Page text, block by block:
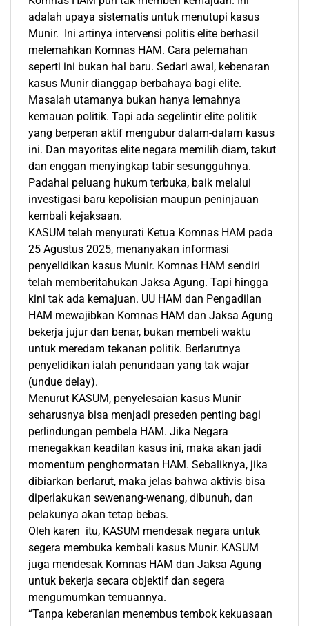
adalah upaya sistematis untuk menutupi kasus
Munir. Ini artinya intervensi politis elite berhasil
melemahkan Komnas HAM. Cara pelemahan
seperti ini bukan hal baru. Sedari awal, kebenaran
kasus Munir dianggap berbahaya bagi elite.
Masalah utamanya bukan hanya lemahnya
kemauan politik. Tapi ada segelintir elite politik
yang berperan aktif mengubur dalam-dalam kasus
ini. Dan mayoritas elite negara memilih diam, takut
dan enggan menyingkap tabir sesungguhnya.
Padahal peluang hukum terbuka, baik melalui
investigasi baru kepolisian maupun peninjauan
kembali kejaksaan.
KASUM telah menyurati Ketua Komnas HAM pada
25 Agustus 2025, menanyakan informasi
penyelidikan kasus Munir. Komnas HAM sendiri
telah memberitahukan Jaksa Agung. Tapi hingga
kini tak ada kemajuan. UU HAM dan Pengadilan
HAM mewajibkan Komnas HAM dan Jaksa Agung
bekerja jujur dan benar, bukan membeli waktu
untuk meredam tekanan politik. Berlarutnya
penyelidikan ialah penundaan yang tak wajar
(undue delay).
Menurut KASUM, penyelesaian kasus Munir
seharusnya bisa menjadi preseden penting bagi
perlindungan pembela HAM. Jika Negara
menegakkan keadilan kasus ini, maka akan jadi
momentum penghormatan HAM. Sebaliknya, jika
dibiarkan berlarut, maka jelas bahwa aktivis bisa
diperlakukan sewenang-wenang, dibunuh, dan
pelakunya akan tetap bebas.
Oleh karen itu, KASUM mendesak negara untuk
segera membuka kembali kasus Munir. KASUM
juga mendesak Komnas HAM dan Jaksa Agung
untuk bekerja secara objektif dan segera
mengumumkan temuannya.
“Tanpa keberanian menembus tembok kekuasaan